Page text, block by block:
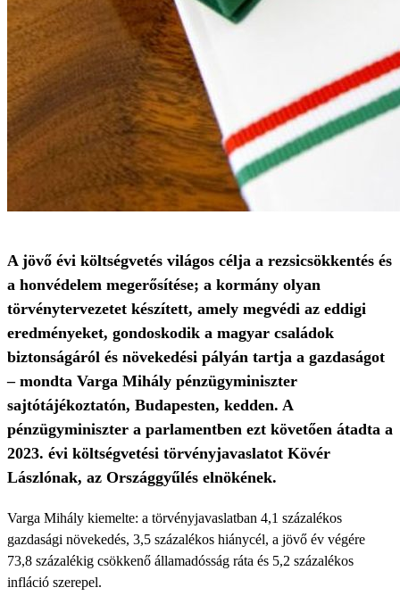
A jövő évi költségvetés világos célja a rezsicsökkentés és
a honvédelem megerősítése; a kormány olyan
törvénytervezetet készített, amely megvédi az eddigi
eredményeket, gondoskodik a magyar családok
biztonságáról és növekedési pályán tartja a gazdaságot
– mondta Varga Mihály pénzügyminiszter
sajtótájékoztatón, Budapesten, kedden. A
pénzügyminiszter a parlamentben ezt követően átadta a
2023. évi költségvetési törvényjavaslatot Kövér
Lászlónak, az Országgyűlés elnökének.
Varga Mihály kiemelte: a törvényjavaslatban 4,1 százalékos
gazdasági növekedés, 3,5 százalékos hiánycél, a jövő év végére
73,8 százalékig csökkenő államadósság ráta és 5,2 százalékos
infláció szerepel.